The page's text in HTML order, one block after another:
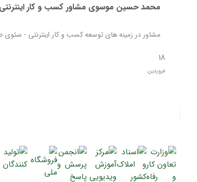
محمد حسین موسوی مشاور کسب و کار اینترنتی
مشاور در زمینه های توسعه کسب و کار اینترنتی -
18
فروردین